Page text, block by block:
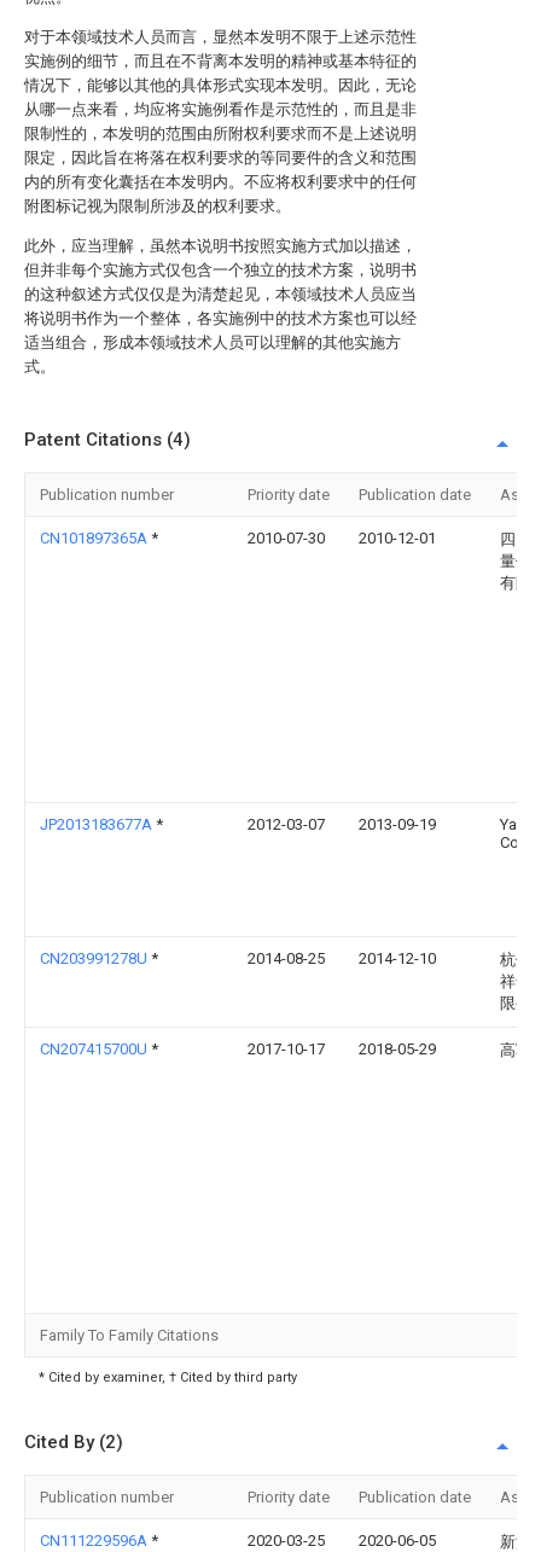
对于本领域技术人员而言，显然本发明不限于上述示范性
实施例的细节，而且在不背离本发明的精神或基本特征的
情况下，能够以其他的具体形式实现本发明。因此，无论
从哪一点来看，均应将实施例看作是示范性的，而且是非
限制性的，本发明的范围由所附权利要求而不是上述说明
限定，因此旨在将落在权利要求的等同要件的含义和范围
内的所有变化囊括在本发明内。不应将权利要求中的任何
附图标记视为限制所涉及的权利要求。
此外，应当理解，虽然本说明书按照实施方式加以描述，
但并非每个实施方式仅包含一个独立的技术方案，说明书
的这种叙述方式仅仅是为清楚起见，本领域技术人员应当
将说明书作为一个整体，各实施例中的技术方案也可以经
适当组合，形成本领域技术人员可以理解的其他实施方
式。
Patent Citations (4)
Publication number Priority date Publication date
CN101897365A * 2010-07-30 2010-12-01
四川
量仪
有限
JP2013183677A * 2012-03-07 2013-09-19
Co
CN203991278U * 2014-08-25 2014-12-10
杭州
祥食
限公
CN207415700U * 2017-10-17 2018-05-29 高军
Family To Family Citations
* Cited by examiner, † Cited by third party
Cited By (2)
Publication number Priority date Publication date
CN111229596A * 2020-03-25 2020-06-05
新沂